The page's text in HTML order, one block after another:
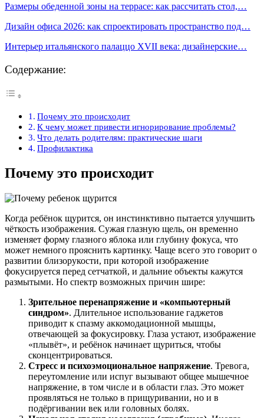
Размеры обеденной зоны на террасе: как рассчитать стол,…
Дизайн офиса 2026: как спроектировать пространство под…
Интерьер итальянского палаццо XVII века: дизайнерские…
Содержание:
Почему это происходит
К чему может привести игнорирование проблемы?
Что делать родителям: практические шаги
Профилактика
Почему это происходит
Когда ребёнок щурится, он инстинктивно пытается улучшить
чёткость изображения. Сужая глазную щель, он временно
изменяет форму глазного яблока или глубину фокуса, что
может немного прояснить картинку. Чаще всего это говорит о
развитии близорукости, при которой изображение
фокусируется перед сетчаткой, и дальние объекты кажутся
размытыми. Но спектр возможных причин шире:
Зрительное перенапряжение и «компьютерный
синдром». Длительное использование гаджетов
приводит к спазму аккомодационной мышцы,
отвечающей за фокусировку. Глаза устают, изображение
«плывёт», и ребёнок начинает щуриться, чтобы
сконцентрироваться.
Стресс и психоэмоциональное напряжение. Тревога,
переутомление или испуг вызывают общее мышечное
напряжение, в том числе и в области глаз. Это может
проявляться не только в прищуривании, но и в
подёргивании век или головных болях.